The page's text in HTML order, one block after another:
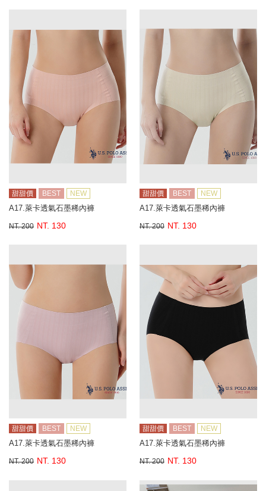
甜甜價 BEST NEW
A17.萊卡透氣石墨稀內褲
NT. 200 NT. 130
甜甜價 BEST NEW
A17.萊卡透氣石墨稀內褲
NT. 200 NT. 130
甜甜價 BEST NEW
A17.萊卡透氣石墨稀內褲
NT. 200 NT. 130
甜甜價 BEST NEW
A17.萊卡透氣石墨稀內褲
NT. 200 NT. 130